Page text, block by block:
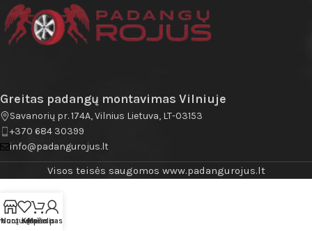
Greitas padangų montavimas Vilniuje
Savanorių pr. 174A, Vilnius Lietuva, LT-03153
+370 684 30399
info@padangurojus.lt
Visos teisės saugomos www.padangurojus.lt
Norų sąrašas
Krepšelis
Mano paskyra